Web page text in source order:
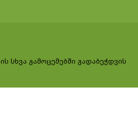
სხვა გამოცემებში გადაბეჭდვის